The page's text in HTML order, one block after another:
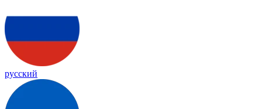
русский